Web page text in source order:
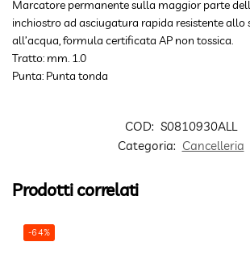
Marcatore permanente sulla maggior parte
inchiostro ad asciugatura rapida resistente allo
all’acqua, formula certificata AP non tossica.
Tratto: mm. 1.0
Punta: Punta tonda
COD: S0810930ALL
Categoria: Cancelleria
Prodotti correlati
-64%